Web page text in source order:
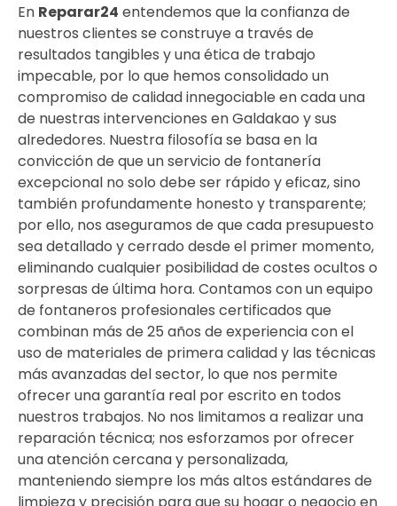
En Reparar24 entendemos que la confianza de
nuestros clientes se construye a través de
resultados tangibles y una ética de trabajo
impecable, por lo que hemos consolidado un
compromiso de calidad innegociable en cada una
de nuestras intervenciones en Galdakao y sus
alrededores. Nuestra filosofía se basa en la
convicción de que un servicio de fontanería
excepcional no solo debe ser rápido y eficaz, sino
también profundamente honesto y transparente;
por ello, nos aseguramos de que cada presupuesto
sea detallado y cerrado desde el primer momento,
eliminando cualquier posibilidad de costes ocultos o
sorpresas de última hora. Contamos con un equipo
de fontaneros profesionales certificados que
combinan más de 25 años de experiencia con el
uso de materiales de primera calidad y las técnicas
más avanzadas del sector, lo que nos permite
ofrecer una garantía real por escrito en todos
nuestros trabajos. No nos limitamos a realizar una
reparación técnica; nos esforzamos por ofrecer
una atención cercana y personalizada,
manteniendo siempre los más altos estándares de
limpieza y precisión para que su hogar o negocio en